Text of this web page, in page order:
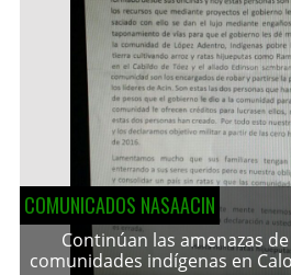
COMUNICADOS NASAACIN
Continúan las amenazas
comunidades indígenas en